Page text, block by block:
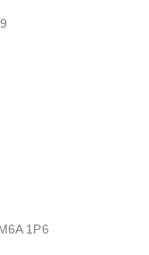
1P6